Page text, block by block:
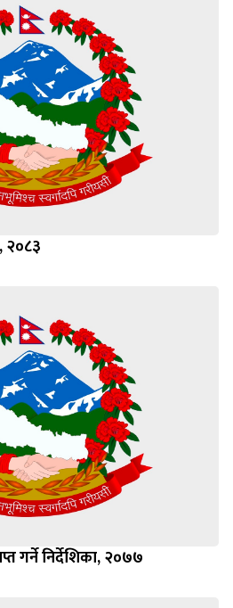
२०८३
गर्ने निर्देशिका, २०७७